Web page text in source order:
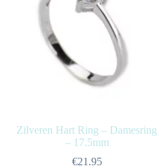
Zilveren Hart Ring – Damesring
– 17.5mm
€21.95